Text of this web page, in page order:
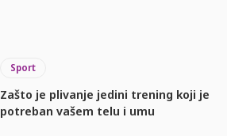
Sport
Zašto je plivanje jedini trening koji je
potreban vašem telu i umu